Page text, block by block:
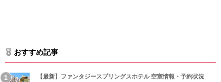
おすすめ記事
【最新】ファンタジースプリングスホテル 空室情報・予約状況